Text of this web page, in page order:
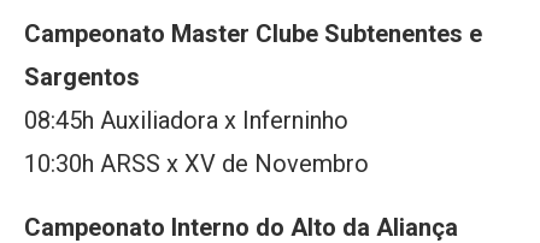
Campeonato Master Clube Subtenentes e
Sargentos
08:45h Auxiliadora x Inferninho
10:30h ARSS x XV de Novembro
Campeonato Interno do Alto da Aliança